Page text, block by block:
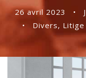
26 avril 2023 •
•
Divers,